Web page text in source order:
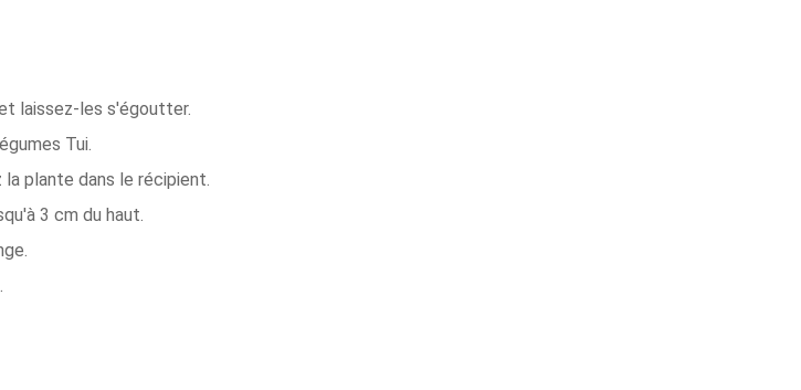
laissez-les s'égoutter.
Tui.
plante dans le récipient.
3 cm du haut.